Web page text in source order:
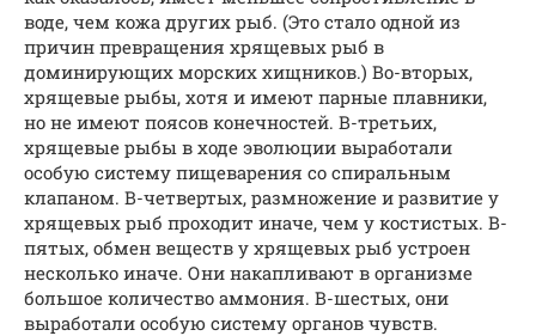
воде, чем кожа других рыб. (Это стало одной из
причин превращения хрящевых рыб в
доминирующих морских хищников.) Во-вторых,
хрящевые рыбы, хотя и имеют парные плавники,
но не имеют поясов конечностей. В-третьих,
хрящевые рыбы в ходе эволюции выработали
особую систему пищеварения со спиральным
клапаном. В-четвертых, размножение и развитие у
хрящевых рыб проходит иначе, чем у костистых. В-
пятых, обмен веществ у хрящевых рыб устроен
несколько иначе. Они накапливают в организме
большое количество аммония. В-шестых, они
выработали особую систему органов чувств.